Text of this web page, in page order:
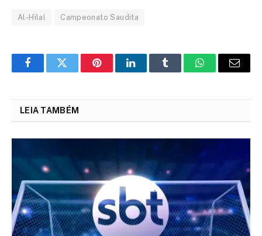
Al-Hilal Campeonato Saudita
FacebookTwitter PinterestLinkedInTumblr WhatsAppEmail
LEIA TAMBÉM